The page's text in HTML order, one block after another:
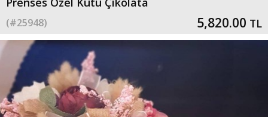
(#25948) 5,820.00 TL